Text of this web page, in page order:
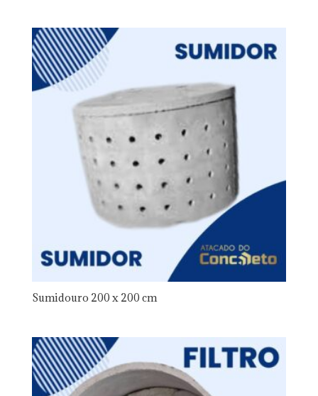
Sumidouro 200 x 200 cm